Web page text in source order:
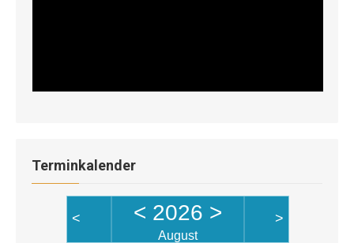
Terminkalender
< < 2026 >
August
>